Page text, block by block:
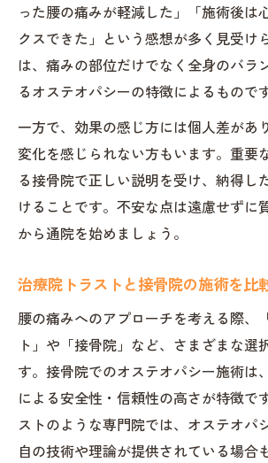
った腰の痛みが軽減した」「施術後は
クスできた」という感想が多く見受け
は、痛みの部位だけでなく全身のバラ
るオステオパシーの特徴によるものです
一方で、効果の感じ方には個人差があ
変化を感じられない方もいます。重要
る接骨院で正しい説明を受け、納得し
けることです。不安な点は遠慮せずに
から通院を始めましょう。
治療院トラストと接骨院の施術を比
腰の痛みへのアプローチを考える際、
ト」や「接骨院」など、さまざまな選
す。接骨院でのオステオパシー施術は
による安全性・信頼性の高さが特徴で
ストのような専門院では、オステオパ
自の技術や理論が提供されている場合